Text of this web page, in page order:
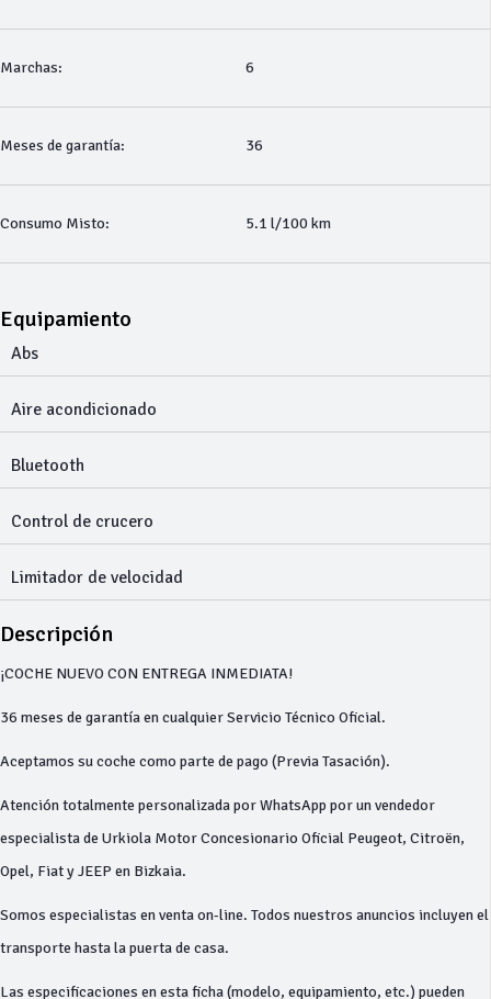
Marchas: 6
Meses de garantía: 36
Consumo Misto: 5.1 l/100 km
Equipamiento
Abs
Aire acondicionado
Bluetooth
Control de crucero
Limitador de velocidad
Descripción
¡COCHE NUEVO CON ENTREGA INMEDIATA!
36 meses de garantía en cualquier Servicio Técnico Oficial.
Aceptamos su coche como parte de pago (Previa Tasación).
Atención totalmente personalizada por WhatsApp por un vendedor
especialista de Urkiola Motor Concesionario Oficial Peugeot, Citroën,
Opel, Fiat y JEEP en Bizkaia.
Somos especialistas en venta on-line. Todos nuestros anuncios incluyen el
transporte hasta la puerta de casa.
Las especificaciones en esta ficha (modelo, equipamiento, etc.) pueden